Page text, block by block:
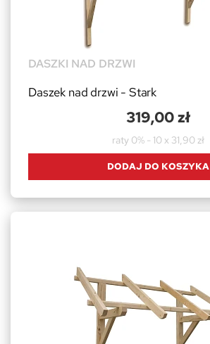
DASZKI NAD DRZWI
Daszek nad drzwi - Stark
319,00 zł
raty 0% - 10 x 31,90 zł
DODAJ DO KOSZYKA